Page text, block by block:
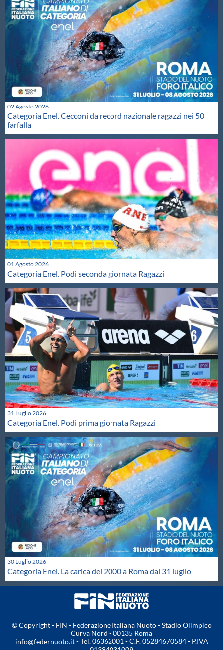
02 Agosto 2026
Categoria Enel. Cecconi da record nazionale ragazzi nei 50
farfalla
01 Agosto 2026
Categoria Enel. Podi seconda giornata Ragazzi
31 Luglio 2026
Categoria Enel. Podi prima giornata Ragazzi
30 Luglio 2026
Categoria Enel. La carica dei 2000 a Roma dal 31 luglio
© Copyright - FIN - Federazione Italiana Nuoto - Stadio Olimpico
Curva Nord - 00135 Roma
info@federnuoto.it- Tel. 06362001 - C.F. 05284670584 - P.IVA